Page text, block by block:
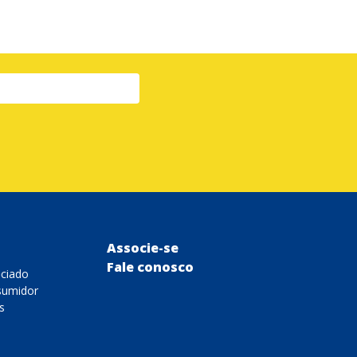
Associe-se
Fale conosco